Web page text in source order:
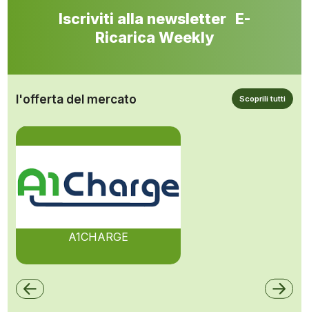
Iscriviti alla newsletter E-
Ricarica Weekly
l'offerta del mercato Scoprili tutti
A1CHARGE